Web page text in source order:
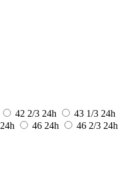
42 2/3 24h 43 1/3 24h
24h 46 24h 46 2/3 24h